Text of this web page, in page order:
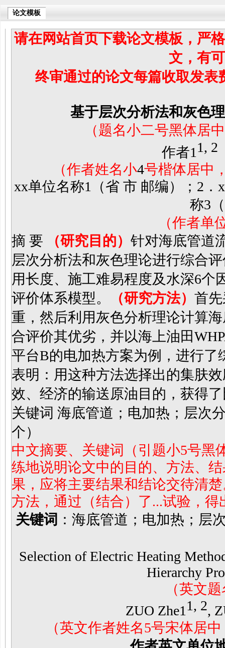
论文模板
请在网站首页下载论文模板，严
文，有
终审通过的论文每篇收取发表
基于层次分析法和灰色
（题名小二号黑体居
作者11, 2
（作者姓名小4号楷体居中
xx单位名称1（省 市 邮编）；2
称3
（作者单
摘 要
（研究目的） 针对海底管道
层次分析法和灰色理论进行综合
用长度、施工难易程度及水深6个
评价体系模型。
（研究方法） 首
重，然后利用灰色分析理论计算
合评价其优劣，并以海上油田
平台B的电加热方案为例，进行了
表明：用这种方法选择出的集肤
效、经济的输送原油目的，获得
关键词 海底管道；电加热；层次
个）
中文摘要、关键词（引题小5号黑
练地说明论文中的目的、方法、
果，应将主要结果和结论交待清
方法，通过（结合）了...试验，得
关键词 ：海底管道；电加热；层
Selection of Electric Heating
Hierarchy
（英文
ZUO Zhe11, 2,
（英文作者姓名5号宋体居